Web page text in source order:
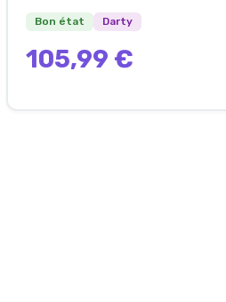
Bon état Darty
105,99 €